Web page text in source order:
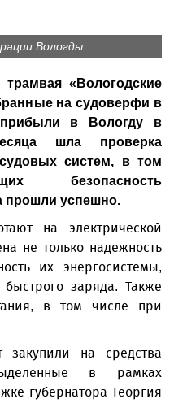
Вологды
«Вологодские
на судоверфи в
прибыли в Вологду в
шла проверка
систем, в том
безопасность
прошли успешно.
на электрической
не только надежность
их энергосистемы,
заряда. Также
в том числе при
на средства
в рамках
губернатора Георгия